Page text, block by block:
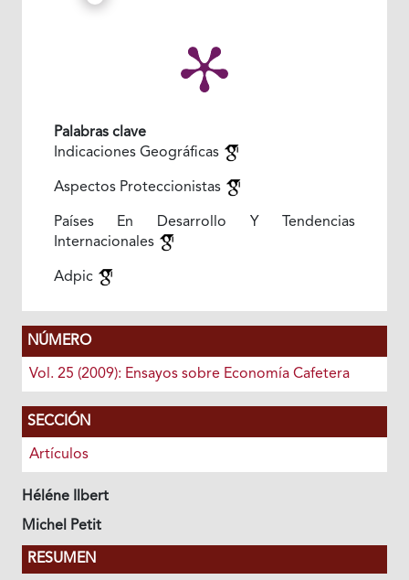
Palabras clave
Indicaciones Geográficas
Aspectos Proteccionistas
Países En Desarrollo Y Tendencias
Internacionales
Adpic
NÚMERO
Vol. 25 (2009): Ensayos sobre Economía Cafetera
SECCIÓN
Artículos
Héléne Ilbert
Michel Petit
RESUMEN